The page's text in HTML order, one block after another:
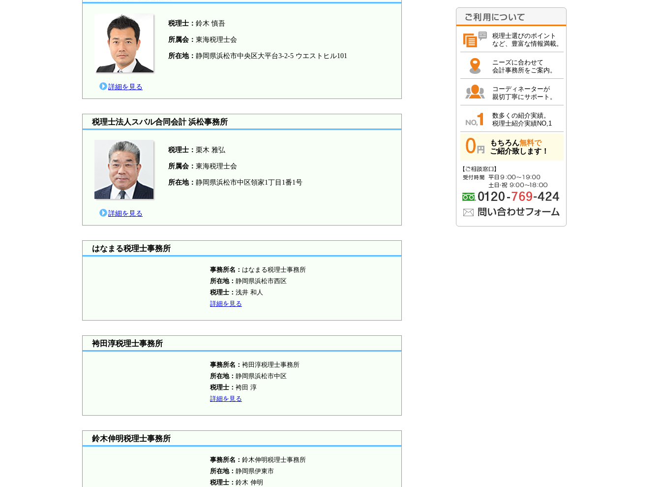
詳細を見る
税理士： 鈴木 慎吾
所属会： 東海税理士会
所在地： 静岡県浜松市中央区大平台3-2-5 ウエストヒル101
税理士法人スバル合同会計 浜松事務所
詳細を見る
税理士： 栗木 雅弘
所属会： 東海税理士会
所在地： 静岡県浜松市中区領家1丁目1番1号
はなまる税理士事務所
事務所名： はなまる税理士事務所
所在地： 静岡県浜松市西区
税理士： 浅井 和人
詳細を見る
袴田淳税理士事務所
事務所名： 袴田淳税理士事務所
所在地： 静岡県浜松市中区
税理士： 袴田 淳
詳細を見る
鈴木伸明税理士事務所
事務所名： 鈴木伸明税理士事務所
所在地： 静岡県伊東市
税理士： 鈴木 伸明
税理士選びのポイント
など、豊富な情報満載。
ニーズに合わせて
会計事務所をご案内。
コーディネーターが
親切丁寧にサポート。
数多くの紹介実績。
税理士紹介実績NO,1
もちろん無料で
ご紹介致します！